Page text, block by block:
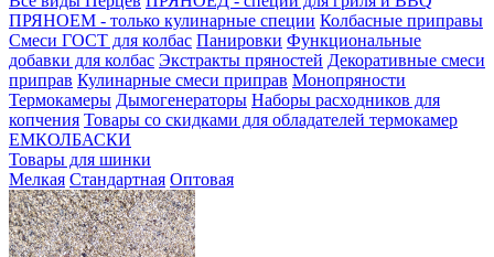
ПРЯНОЕМ - только кулинарные специи Колбасные приправы
Смеси ГОСТ для колбас Панировки Функциональные
добавки для колбас Экстракты пряностей Декоративные смеси
приправ Кулинарные смеси приправ Монопряности
Термокамеры Дымогенераторы Наборы расходников для
копчения Товары со скидками для обладателей термокамер
ЕМКОЛБАСКИ
Товары для шинки
Мелкая Стандартная Оптовая